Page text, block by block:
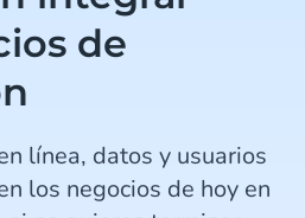
de
línea, datos y usuarios
los negocios de hoy en